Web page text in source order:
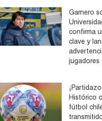
Garnero
confirma
clave y
jugadores
Histórico
fútbol